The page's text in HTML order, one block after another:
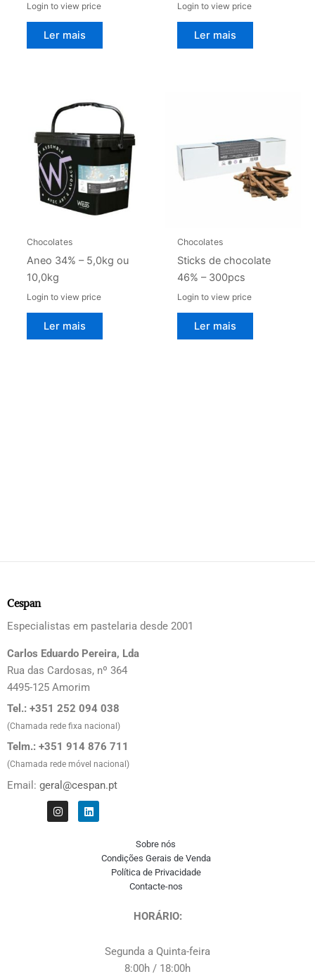
Login to view price
Ler mais
Login to view price
Ler mais
Chocolates
Aneo 34% – 5,0kg ou
10,0kg
Login to view price
Ler mais
Chocolates
Sticks de chocolate
46% – 300pcs
Login to view price
Ler mais
Cespan
Especialistas em pastelaria desde 2001
Carlos Eduardo Pereira, Lda
Rua das Cardosas, nº 364
4495-125 Amorim
Tel.: +351 252 094 038
(Chamada rede fixa nacional)
Telm.: +351 914 876 711
(Chamada rede móvel nacional)
Email: geral@cespan.pt
I
n
L
i
Sobre nós
Condições Gerais de Venda
Política de Privacidade
Contacte-nos
HORÁRIO:
Segunda a Quinta-feira
8:00h / 18:00h